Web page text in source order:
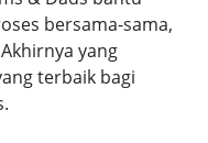
bersama-sama,
yang
terbaik bagi